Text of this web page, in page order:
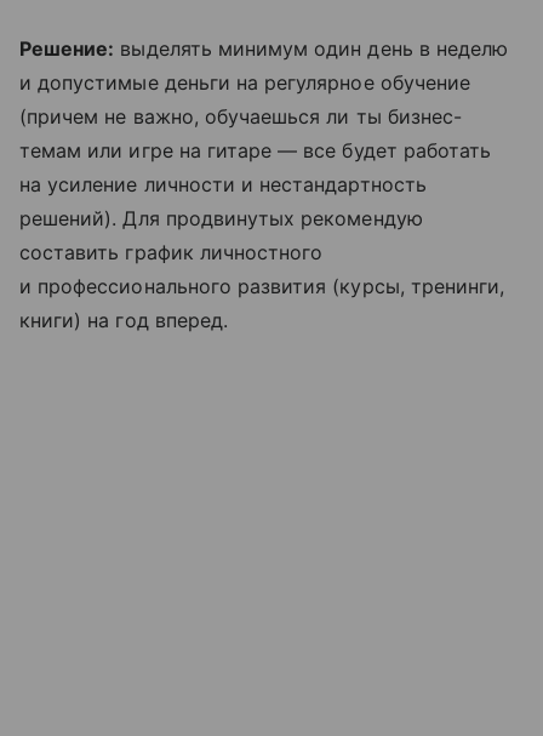
Решение: выделять минимум один день в неделю
и допустимые деньги на регулярное обучение
(причем не важно, обучаешься ли ты бизнес-
темам или игре на гитаре — все будет работать
на усиление личности и нестандартность
решений). Для продвинутых рекомендую
составить график личностного
и профессионального развития (курсы, тренинги,
книги) на год вперед.